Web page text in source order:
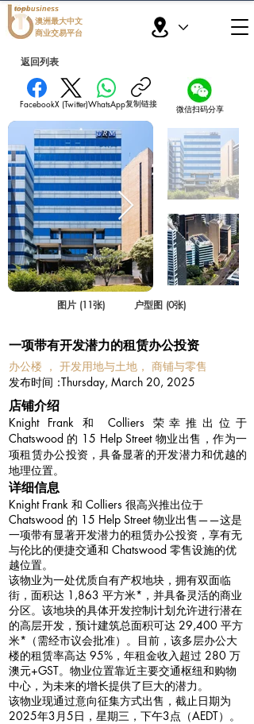
topbusiness
澳洲最大中文
商业交易平台
返回列表
微信扫码分享
FacebookX (Twitter)WhatsApp复制链接
图片 (11张) 户型图 (0张)
一项带有开发潜力的租赁办公投资
办公楼 ， 开发用地与土地， 商铺与零售
Thursday, March 20, 2025
​发布时间：
​店铺介绍
Knight Frank 和 Colliers 荣幸推出位于
Chatswood 的 15 Help Street 物业出售，作为一
项租赁办公投资，具备显著的开发潜力和优越的
地理位置。
详细信息
Knight Frank 和 Colliers 很高兴推出位于
Chatswood 的 15 Help Street 物业出售——这是
一项带有显著开发潜力的租赁办公投资，享有无
与伦比的便捷交通和 Chatswood 零售设施的优
越位置。
该物业为一处优质自有产权地块，拥有双面临
街，面积达 1,863 平方米*，并具备灵活的商业
分区。该地块的具体开发控制计划允许进行潜在
的高层开发，预计建筑总面积可达 29,400 平方
米*（需经市议会批准）。目前，该多层办公大
楼的租赁率高达 95%，年租金收入超过 280 万
澳元+GST。物业位置靠近主要交通枢纽和购物
中心，为未来的增长提供了巨大的潜力。
该物业现通过意向征集方式出售，截止日期为
2025年3月5日，星期三，下午3点（AEDT）。